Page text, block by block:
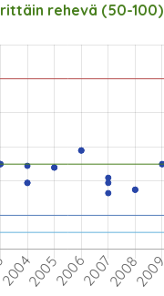
rehevä (50-100)